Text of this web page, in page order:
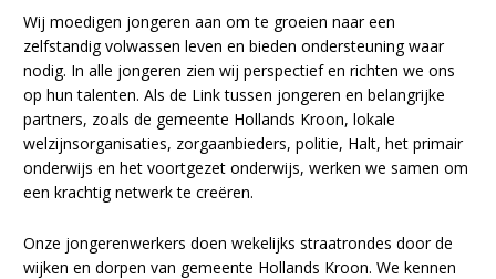
Wij moedigen jongeren aan om te groeien naar een
zelfstandig volwassen leven en bieden ondersteuning waar
nodig. In alle jongeren zien wij perspectief en richten we ons
op hun talenten. Als de Link tussen jongeren en belangrijke
partners, zoals de gemeente Hollands Kroon, lokale
welzijnsorganisaties, zorgaanbieders, politie, Halt, het primair
onderwijs en het voortgezet onderwijs, werken we samen om
een krachtig netwerk te creëren.
Onze jongerenwerkers doen wekelijks straatrondes door de
wijken en dorpen van gemeente Hollands Kroon. We kennen